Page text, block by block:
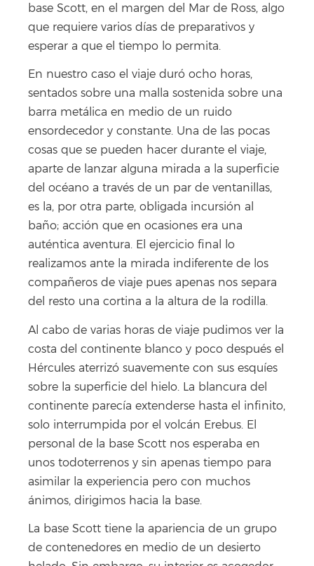
base Scott, en el margen del Mar de Ross, algo
que requiere varios días de preparativos y
esperar a que el tiempo lo permita.
En nuestro caso el viaje duró ocho horas,
sentados sobre una malla sostenida sobre una
barra metálica en medio de un ruido
ensordecedor y constante. Una de las pocas
cosas que se pueden hacer durante el viaje,
aparte de lanzar alguna mirada a la superficie
del océano a través de un par de ventanillas,
es la, por otra parte, obligada incursión al
baño; acción que en ocasiones era una
auténtica aventura. El ejercicio final lo
realizamos ante la mirada indiferente de los
compañeros de viaje pues apenas nos separa
del resto una cortina a la altura de la rodilla.
Al cabo de varias horas de viaje pudimos ver la
costa del continente blanco y poco después el
Hércules aterrizó suavemente con sus esquíes
sobre la superficie del hielo. La blancura del
continente parecía extenderse hasta el infinito,
solo interrumpida por el volcán Erebus. El
personal de la base Scott nos esperaba en
unos todoterrenos y sin apenas tiempo para
asimilar la experiencia pero con muchos
ánimos, dirigimos hacia la base.
La base Scott tiene la apariencia de un grupo
de contenedores en medio de un desierto